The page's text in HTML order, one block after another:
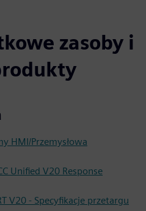
zasoby i
HMI/Przemysłowa
Unified V20 Response
V20 - Specyfikacje przetargu